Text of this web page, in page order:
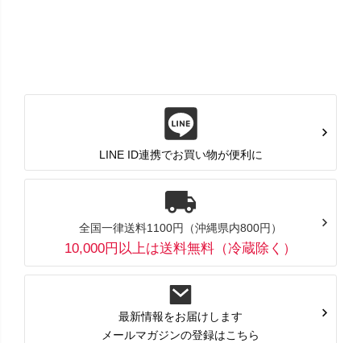
LINE ID連携でお買い物が便利に
全国一律送料1100円（沖縄県内800円）
10,000円以上は送料無料（冷蔵除く）
最新情報をお届けします
メールマガジンの登録はこちら